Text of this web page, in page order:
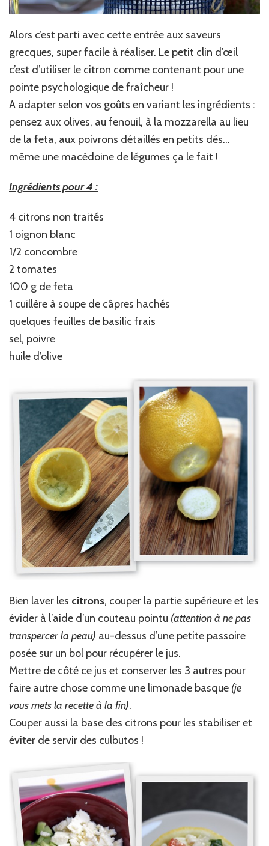
Alors c’est parti avec cette entrée aux saveurs
grecques, super facile à réaliser. Le petit clin d’œil
c’est d’utiliser le citron comme contenant pour une
pointe psychologique de fraîcheur !
A adapter selon vos goûts en variant les ingrédients :
pensez aux olives, au fenouil, à la mozzarella au lieu
de la feta, aux poivrons détaillés en petits dés…
même une macédoine de légumes ça le fait !
Ingrédients pour 4 :
4 citrons non traités
1 oignon blanc
1/2 concombre
2 tomates
100 g de feta
1 cuillère à soupe de câpres hachés
quelques feuilles de basilic frais
sel, poivre
huile d’olive
Bien laver les citrons, couper la partie supérieure et les
évider à l’aide d’un couteau pointu (attention à ne pas
transpercer la peau) au-dessus d’une petite passoire
posée sur un bol pour récupérer le jus.
Mettre de côté ce jus et conserver les 3 autres pour
faire autre chose comme une limonade basque (je
vous mets la recette à la fin).
Couper aussi la base des citrons pour les stabiliser et
éviter de servir des culbutos !